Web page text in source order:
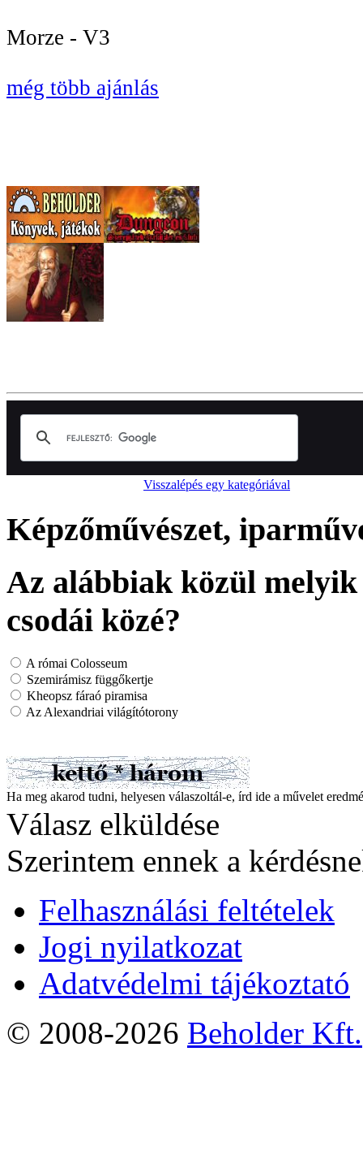
Morze - V3
még több ajánlás
Visszalépés egy kategóriával
Képzőművészet,
Az alábbiak közül
csodái közé?
A római Colosseum
Szemirámisz függőkertje
Kheopsz fáraó piramisa
Az Alexandriai világítótorony
Ha meg akarod tudni, helyesen válaszoltál-e, írd ide a művelet
Válasz elküldése
Szerintem ennek a
Felhasználási feltételek
Jogi nyilatkozat
Adatvédelmi tájékoztató
© 2008-2026 Beholder Kft.